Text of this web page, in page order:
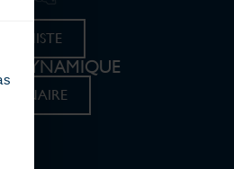
DYNAMIQUE